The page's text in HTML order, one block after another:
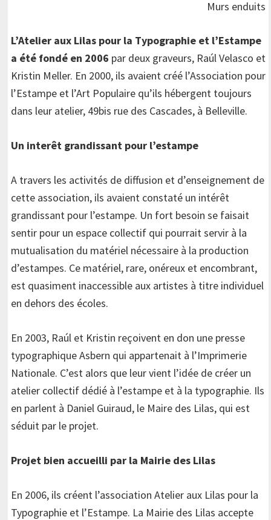
Murs enduits
L’Atelier aux Lilas pour la Typographie et l’Estampe
a été fondé en 2006 par deux graveurs, Raúl Velasco et
Kristin Meller. En 2000, ils avaient créé l’Association pour
l’Estampe et l’Art Populaire qu’ils hébergent toujours
dans leur atelier, 49bis rue des Cascades, à Belleville.
Un interêt grandissant pour l’estampe
A travers les activités de diffusion et d’enseignement de
cette association, ils avaient constaté un intérêt
grandissant pour l’estampe. Un fort besoin se faisait
sentir pour un espace collectif qui pourrait servir à la
mutualisation du matériel nécessaire à la production
d’estampes. Ce matériel, rare, onéreux et encombrant,
est quasiment inaccessible aux artistes à titre individuel
en dehors des écoles.
En 2003, Raúl et Kristin reçoivent en don une presse
typographique Asbern qui appartenait à l’Imprimerie
Nationale. C’est alors que leur vient l’idée de créer un
atelier collectif dédié à l’estampe et à la typographie. Ils
en parlent à Daniel Guiraud, le Maire des Lilas, qui est
séduit par le projet.
Projet bien accueilli par la Mairie des Lilas
En 2006, ils créent l’association Atelier aux Lilas pour la
Typographie et l’Estampe. La Mairie des Lilas accepte